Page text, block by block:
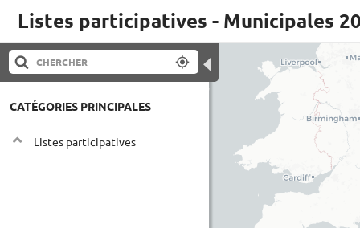
Listes participatives - Municipales
◀
CATÉGORIES PRINCIPALES
Listes participatives